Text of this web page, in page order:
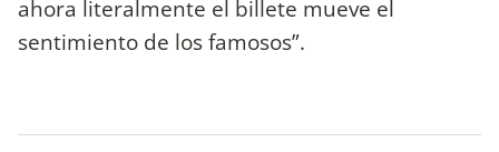
ahora literalmente el billete mueve el
sentimiento de los famosos”.